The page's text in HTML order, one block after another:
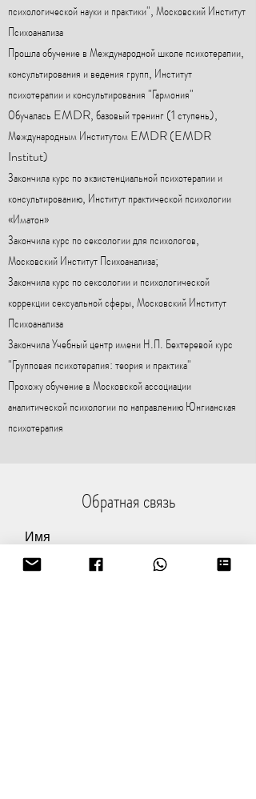
психологической науки и практики", Московский Институт
Психоанализа
Прошла обучение в Международной школе психотерапии,
консультирования и ведения групп, Институт
психотерапии и консультирования "Гармония"
Обучалась EMDR, базовый тренинг(1 ступень),
Международным Институтом EMDR (EMDR
Institut)
Закончила курс по экзистенциальной психотерапии и
консультированию, Институт практической психологии
«Иматон»
Закончила курс по сексологии для психологов,
Московский Институт Психоанализа;
Закончила курс по сексологии и психологической
коррекции сексуальной сферы, Московский Институт
Психоанализа
Закончила Учебный центр имени Н.П. Бехтеревой курс
"Групповая психотерапия: теория и практика"
Прохожу обучение в Московской ассоциации
аналитической психологии по направлению Юнгианская
психотерапия
Обратная связь
Имя